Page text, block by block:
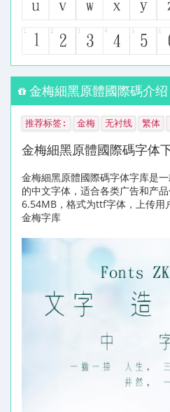
金梅細黑原體國際碼介绍
推荐标签: 金梅 无衬线 繁体
金梅細黑原體國際碼字体
金梅細黑原體國際碼字体字库是
的中文字体，适合各类广告和产
6.54MB，格式为ttf字体，上传
金梅字库